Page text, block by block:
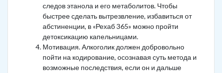
следов этанола и его метаболитов. Чтобы
быстрее сделать вытрезвление, избавиться от
абстиненции, в «Рехаб 365» можно пройти
детоксикацию капельницами.
Мотивация. Алкоголик должен добровольно
пойти на кодирование, осознавая суть метода и
возможные последствия, если он и дальше